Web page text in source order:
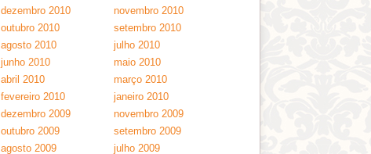
dezembro 2010
novembro 2010
outubro 2010
setembro 2010
agosto 2010
julho 2010
junho 2010
maio 2010
abril 2010
março 2010
fevereiro 2010
janeiro 2010
dezembro 2009
novembro 2009
outubro 2009
setembro 2009
agosto 2009
julho 2009